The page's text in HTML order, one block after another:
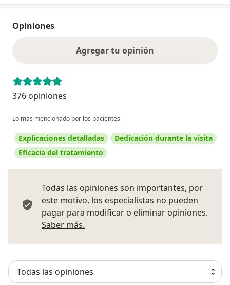
Opiniones
Agregar tu opinión
376 opiniones
Lo más mencionado por los pacientes
Explicaciones detalladas
Dedicación durante la visita
Eficacia del tratamiento
Todas las opiniones son importantes, por
este motivo, los especialistas no pueden
pagar para modificar o eliminar opiniones.
Saber más.